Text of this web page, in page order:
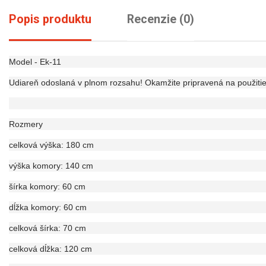
Popis produktu Recenzie (0)
Model - Ek-11
Udiareň odoslaná v plnom rozsahu! Okamžite pripravená na
Rozmery
celková výška: 180 cm
výška komory: 140 cm
šírka komory: 60 cm
dĺžka komory: 60 cm
celková šírka: 70 cm
celková dĺžka: 120 cm